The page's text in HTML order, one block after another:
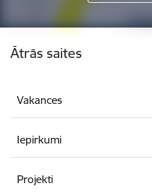
Ātrās saites
Vakances
Iepirkumi
Projekti